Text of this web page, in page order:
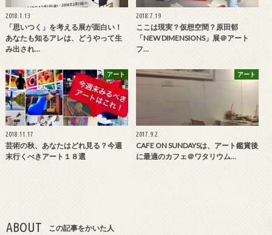
2018.1.13
「思いつく」を考える展が面白い！
あなたも知るアレは、どうやって生
み出され…
2018.7.19
ここは現実？仮想空間？原田郁
「NEW DIMENSIONS」展＠アート
フ…
アート
2018.11.17
芸術の秋、あなたはどれ見る？今週
末行くべきアート１８選
アート
2017.9.2
CAFE ON SUNDAYSは、アート鑑賞後
に最適のカフェ＠ワタリウム…
ABOUT この記事をかいた人